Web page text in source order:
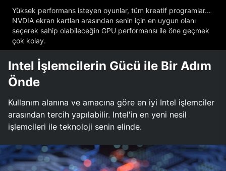
Yüksek performans isteyen oyunlar, tüm kreatif programlar...
NVDIA ekran kartları arasından senin için en uygun olanı
seçerek sahip olabileceğin GPU performansı ile öne geçmek
çok kolay.
Intel İşlemcilerin Gücü ile Bir Adım
Önde
Kullanım alanına ve amacına göre en iyi Intel işlemciler
arasından tercih yapılabilir. Intel'in en yeni nesil
işlemcileri ile teknoloji senin elinde.